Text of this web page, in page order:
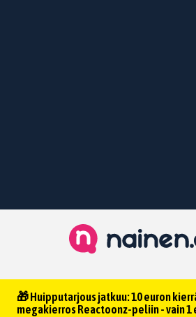
🎁 Huipputarjous jatkuu: 10 euron
megakierros Reactoonz-peliin - vain 1